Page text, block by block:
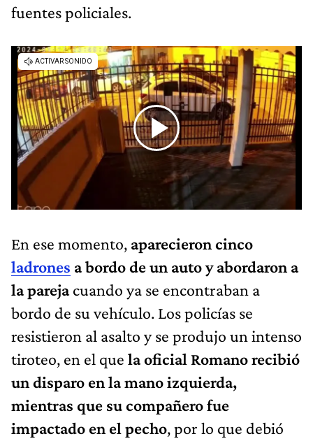
fuentes policiales.
En ese momento, aparecieron cinco
ladrones a bordo de un auto y abordaron a
la parejacuando ya se encontraban a
bordo de su vehículo. Los policías se
resistieron al asalto y se produjo un intenso
tiroteo, en el que la oficial Romano recibió
un disparo en la mano izquierda,
mientras que su compañero fue
impactado en el pecho, por lo que debió